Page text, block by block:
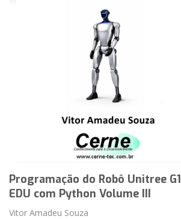
Programação do Robô Unitree G1
EDU com Python Volume III
Vitor Amadeu Souza